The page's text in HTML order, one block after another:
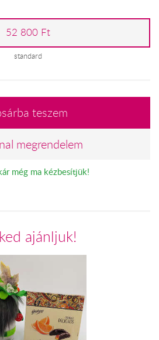
52 800 Ft
standard
teszem
megrendelem
még ma kézbesítjük!
ajánljuk!